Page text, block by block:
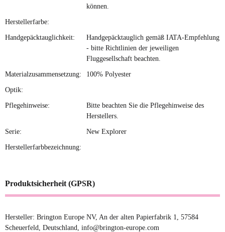
können.
Herstellerfarbe:
Handgepäcktauglichkeit:
Handgepäcktauglich gemäß IATA-Empfehlung
- bitte Richtlinien der jeweiligen
Fluggesellschaft beachten.
Materialzusammensetzung: 100% Polyester
Optik:
Pflegehinweise:
Bitte beachten Sie die Pflegehinweise des
Herstellers.
Serie: New Explorer
Herstellerfarbbezeichnung:
Produktsicherheit (GPSR)
Hersteller: Brington Europe NV, An der alten Papierfabrik 1, 57584
Scheuerfeld, Deutschland, info@brington-europe.com